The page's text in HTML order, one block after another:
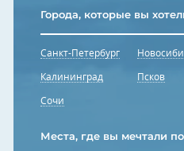
Города, которые вы
Санкт-Петербург
Калининград
Сочи
Псков
Места, где вы мечтали